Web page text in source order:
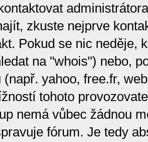
zkuste nejprve
Pokud se nic neděje,
na "whois") nebo,
(např. yahoo, free.fr,
tohoto
nemá vůbec žádnou
fórum. Je tedy